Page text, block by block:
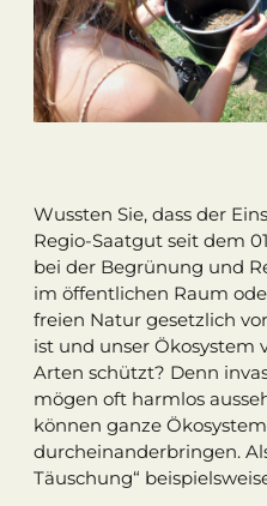
Wussten Sie, dass der
Regio-Saatgut seit dem
bei der Begrünung und
im öffentlichen Raum
freien Natur gesetzlich
ist und unser Ökosystem
Arten schützt? Denn
mögen oft harmlos
können ganze
durcheinanderbringen.
Täuschung“